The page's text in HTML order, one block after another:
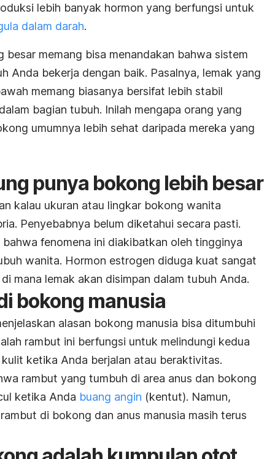
lebih banyak hormon yang berfungsi untuk
dalam darah.
memang bisa menandakan bahwa sistem
Anda bekerja dengan baik. Pasalnya, lemak yang
memang biasanya bersifat lebih stabil
bagian tubuh. Inilah mengapa orang yang
umumnya lebih sehat daripada mereka yang
punya bokong lebih besar
kalau ukuran atau lingkar bokong wanita
Penyebabnya belum diketahui secara pasti.
fenomena ini diakibatkan oleh tingginya
wanita. Hormon estrogen diduga kuat sangat
mana lemak akan disimpan dalam tubuh Anda.
bokong manusia
alasan bokong manusia bisa ditumbuhi
rambut ini berfungsi untuk melindungi kedua
ketika Anda berjalan atau beraktivitas.
rambut yang tumbuh di area anus dan bokong
ketika Anda buang angin (kentut). Namun,
di bokong dan anus manusia masih terus